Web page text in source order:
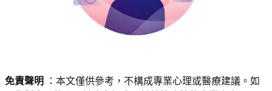
免責聲明
：本文僅供參考，不構成專業心理或醫療建議。如